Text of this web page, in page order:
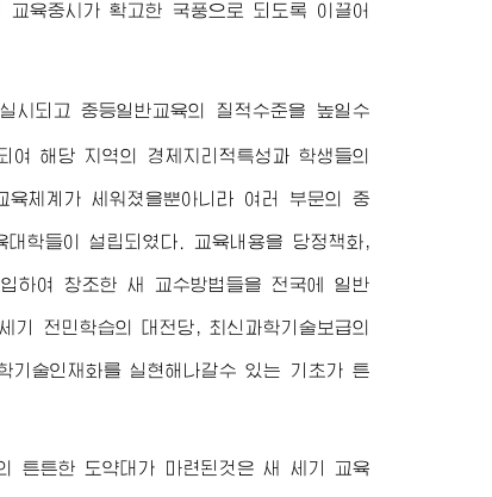
육중시가 확고한 국풍으로 되도록 이끌어
시되고 중등일반교육의 질적수준을 높일수
해당 지역의 경제지리적특성과 학생들의
체계가 세워졌을뿐아니라 여러 부문의 중
학들이 설립되였다. 교육내용을 당정책화,
하여 창조한 새 교수방법들을 전국에 일반
전민학습의 대전당, 최신과학기술보급의
기술인재화를 실현해나갈수 있는 기초가 튼
튼튼한 도약대가 마련된것은 새 세기 교육